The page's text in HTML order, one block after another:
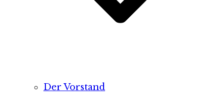
Der Vorstand